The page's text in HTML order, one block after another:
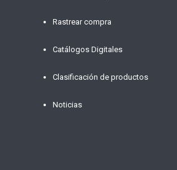
Rastrear compra
Catálogos Digitales
Clasificación de productos
Noticias